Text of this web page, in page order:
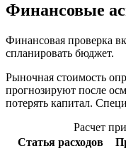
Финансовые
Финансовая проверка
спланировать бюджет.
Рыночная стоимость
прогнозируют после
потерять капитал.
Расчет
Статья расходов